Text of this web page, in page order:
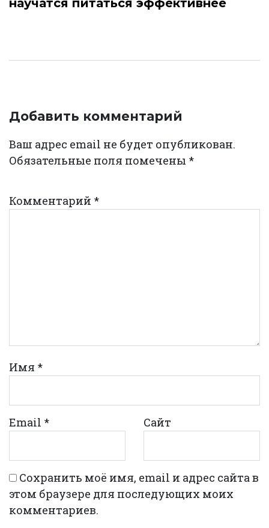
Добавить комментарий
Ваш адрес email не будет опубликован.
Обязательные поля помечены *
Комментарий *
Имя *
Email * Сайт
Сохранить моё имя, email и адрес сайта в
этом браузере для последующих моих
комментариев.